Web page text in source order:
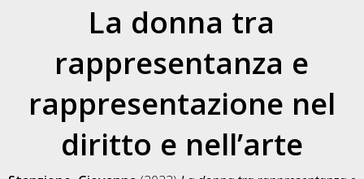
La donna tra
rappresentanza e
rappresentazione nel
diritto e nell’arte